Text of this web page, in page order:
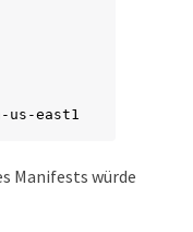
us-east1
Manifests würde